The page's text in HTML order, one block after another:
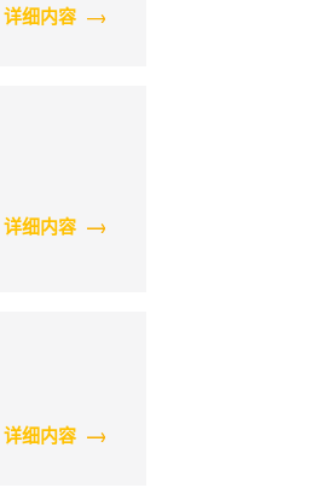
详细内容
详细内容
详细内容